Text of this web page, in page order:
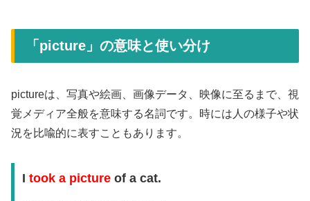
「picture」の意味と使い分け
pictureは、写真や絵画、画像データ、映像に至るまで、視
覚メディア全般を意味する名詞です。時には人の様子や状
況を比喩的に表すこともあります。
I took a pictureof a cat.